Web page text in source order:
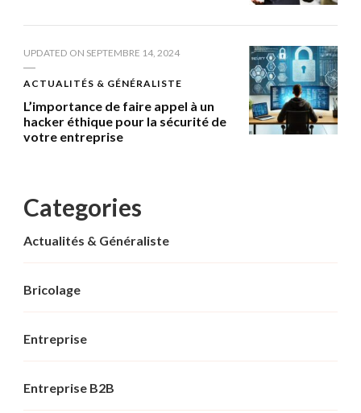
UPDATED ON SEPTEMBRE 14, 2024
ACTUALITÉS & GÉNÉRALISTE
L’importance de faire appel à un
hacker éthique pour la sécurité de
votre entreprise
Categories
Actualités & Généraliste
Bricolage
Entreprise
Entreprise B2B